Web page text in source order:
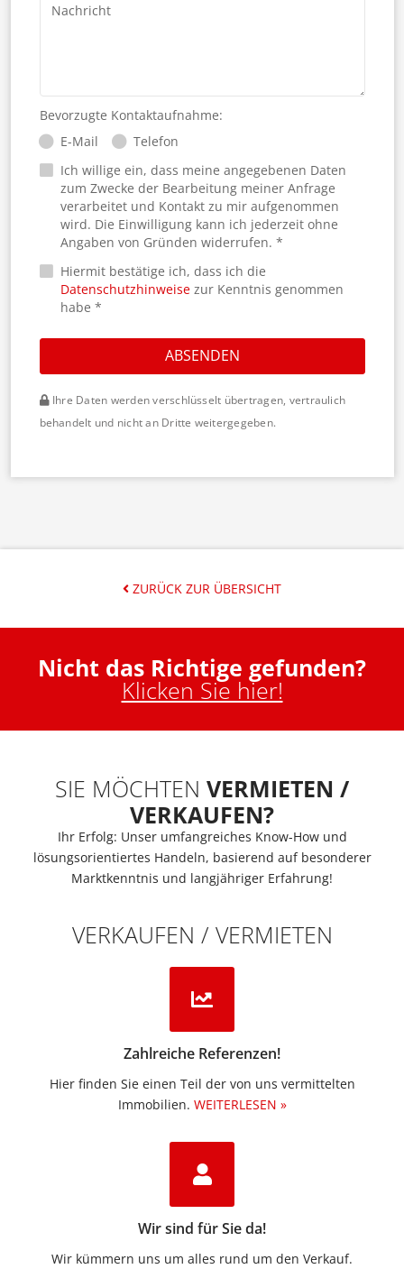
Nachricht
Bevorzugte Kontaktaufnahme:
E-Mail
Telefon
Ich willige ein, dass meine angegebenen Daten
zum Zwecke der Bearbeitung meiner Anfrage
verarbeitet und Kontakt zu mir aufgenommen
wird. Die Einwilligung kann ich jederzeit ohne
Angaben von Gründen widerrufen. *
Hiermit bestätige ich, dass ich die
Datenschutzhinweisezur Kenntnis genommen
habe *
ABSENDEN
Ihre Daten werden verschlüsselt übertragen, vertraulich
behandelt und nicht an Dritte weitergegeben.
ZURÜCK ZUR ÜBERSICHT
Nicht das Richtige gefunden?
Klicken Sie hier!
SIE MÖCHTEN VERMIETEN /
VERKAUFEN?
Ihr Erfolg: Unser umfangreiches Know-How und
lösungsorientiertes Handeln, basierend auf besonderer
Marktkenntnis und langjähriger Erfahrung!
VERKAUFEN / VERMIETEN
Zahlreiche Referenzen!
Hier finden Sie einen Teil der von uns vermittelten
Immobilien.​ WEITERLESEN »
Wir sind für Sie da!
Wir kümmern uns um alles rund um den Verkauf.